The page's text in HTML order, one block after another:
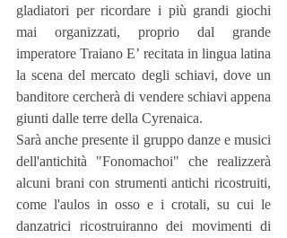
gladiatori per ricordare i più grandi giochi
mai organizzati, proprio dal grande
imperatore Traiano E’ recitata in lingua latina
la scena del mercato degli schiavi, dove un
banditore cercherà di vendere schiavi appena
giunti dalle terre della Cyrenaica.
Sarà anche presente il gruppo danze e musici
dell'antichità "Fonomachoi" che realizzerà
alcuni brani con strumenti antichi ricostruiti,
come l'aulos in osso e i crotali, su cui le
danzatrici ricostruiranno dei movimenti di